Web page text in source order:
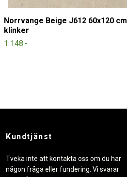
Norrvange Beige J612 60x120 cm
klinker
1 148:-
Kundtjänst
Tveka inte att kontakta oss om du har
någon fråga eller fundering. Vi svarar